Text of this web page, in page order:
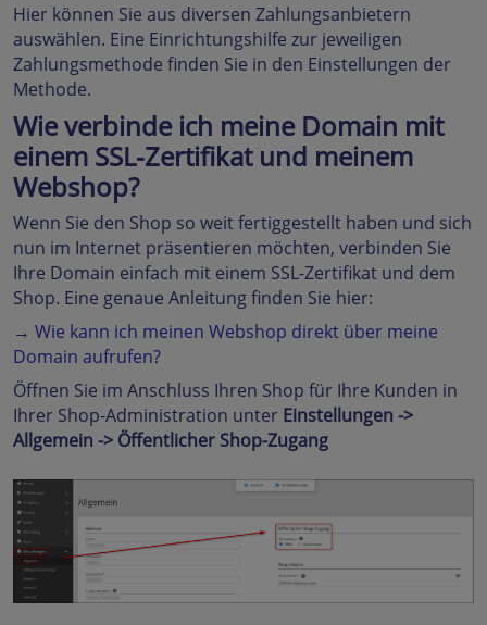
Hier können Sie aus diversen Zahlungsanbietern
auswählen. Eine Einrichtungshilfe zur jeweiligen
Zahlungsmethode finden Sie in den Einstellungen der
Methode.
Wie verbinde ich meine Domain mit
einem SSL-Zertifikat und meinem
Webshop?
Wenn Sie den Shop so weit fertiggestellt haben und sich
nun im Internet präsentieren möchten, verbinden Sie
Ihre Domain einfach mit einem SSL-Zertifikat und dem
Shop. Eine genaue Anleitung finden Sie hier:
→ Wie kann ich meinen Webshop direkt über meine
Domain aufrufen?
Öffnen Sie im Anschluss Ihren Shop für Ihre Kunden in
Ihrer Shop-Administration unter Einstellungen ->
Allgemein -> Öffentlicher Shop-Zugang